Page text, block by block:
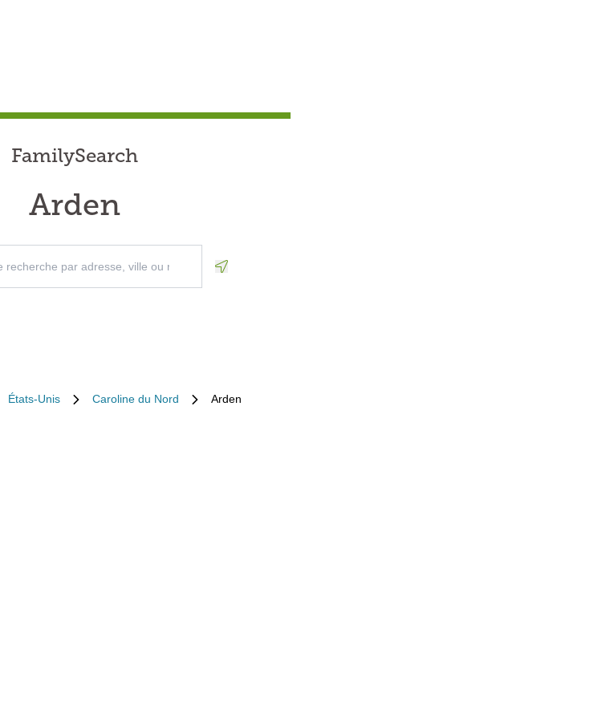
FamilySearch
Arden
États-Unis Caroline du Nord Arden